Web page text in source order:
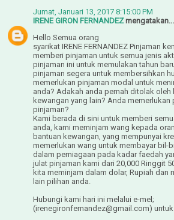
Jumat, Januari 13, 2017 8:15:00 PM
IRENE GIRON FERNANDEZmengatakan...
Hello Semua orang
syarikat IRENE FERNANDEZ Pinjaman
memberi pinjaman untuk semua jenis
pinjaman ini untuk memulakan tahun
pinjaman segera untuk membersihkan
memerlukan pinjaman modal untuk
anda? Adakah anda pernah ditolak oleh
kewangan yang lain? Anda memerlukan
pinjaman?
Kami berada di sini untuk memberi
anda, kami meminjam wang kepada
bantuan kewangan, yang mempunyai
memerlukan wang untuk membayar bil-
dalam perniagaan pada kadar faedah
julat pinjaman kami dari 20,000 Ringgit
kita meminjam dalam dolar, Rupiah dan
lain pilihan anda.
Hubungi kami hari ini melalui e-mel;
(irenegironfernandez@gmail.com)